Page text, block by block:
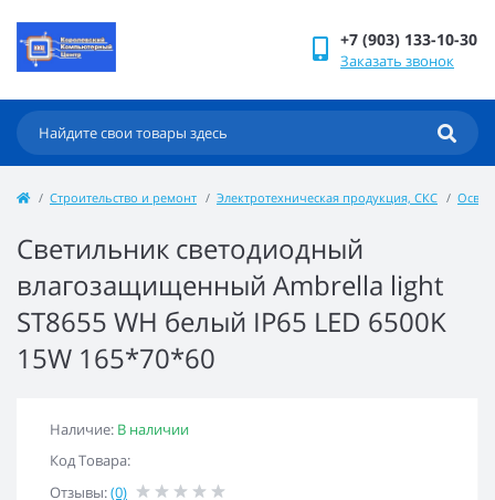
+7 (903) 133-10-30
Заказать звонок
Строительство и ремонт Электротехническая продукция, СКС
Светильник светодиодный
влагозащищенный Ambrella light
ST8655 WH белый IP65 LED 6500K
15W 165*70*60
Наличие: В наличии
Код Товара:
Отзывы:(0)